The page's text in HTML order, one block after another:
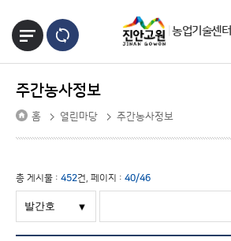
농업기술센터
주간농사정보
홈 열린마당 주간농사정보
총 게시물 : 452건, 페이지 : 40/46